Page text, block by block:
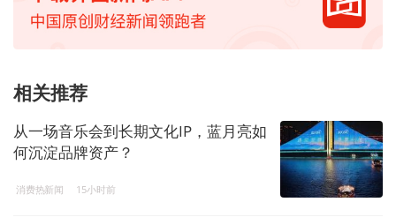
相关推荐
从一场音乐会到长期文化IP，蓝月亮如
何沉淀品牌资产？
消费热新闻 15小时前